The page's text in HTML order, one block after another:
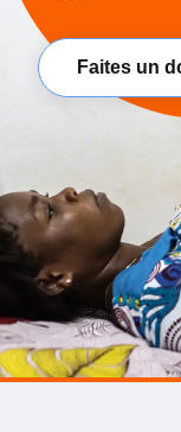
Faites un